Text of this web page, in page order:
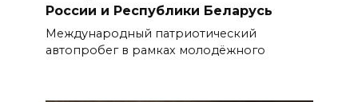
России и Республики Беларусь
Международный патриотический
автопробег в рамках молодёжного